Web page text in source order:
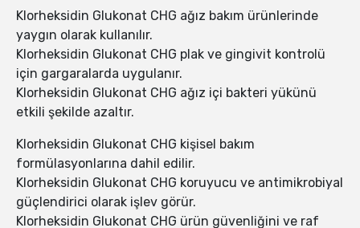
Klorheksidin Glukonat CHG ağız bakım ürünlerinde
yaygın olarak kullanılır.
Klorheksidin Glukonat CHG plak ve gingivit kontrolü
için gargaralarda uygulanır.
Klorheksidin Glukonat CHG ağız içi bakteri yükünü
etkili şekilde azaltır.
Klorheksidin Glukonat CHG kişisel bakım
formülasyonlarına dahil edilir.
Klorheksidin Glukonat CHG koruyucu ve antimikrobiyal
güçlendirici olarak işlev görür.
Klorheksidin Glukonat CHG ürün güvenliğini ve raf